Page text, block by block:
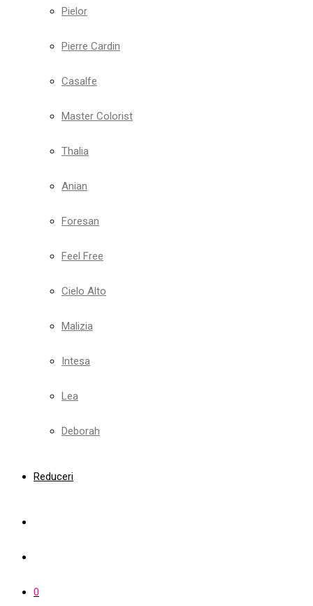
Pielor
Pierre Cardin
Casalfe
Master Colorist
Thalia
Anian
Foresan
Feel Free
Cielo Alto
Malizia
Intesa
Lea
Deborah
Reduceri
0